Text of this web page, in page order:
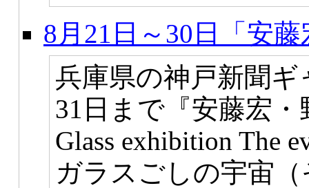
8月21日～30日「安
兵庫県の神戸新聞
31日まで『安藤宏・
Glass exhibition The
ガラスごしの宇宙